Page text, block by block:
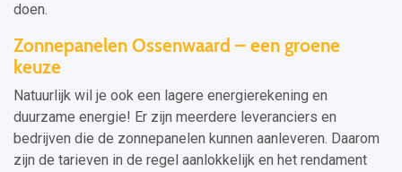
doen.
Zonnepanelen Ossenwaard – een groene
keuze
Natuurlijk wil je ook een lagere energierekening en
duurzame energie! Er zijn meerdere leveranciers en
bedrijven die de zonnepanelen kunnen aanleveren. Daarom
zijn de tarieven in de regel aanlokkelijk en het rendament